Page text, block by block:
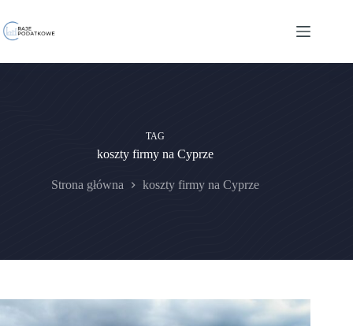
do
treści
TAG
koszty firmy na Cyprze
Strona główna koszty firmy na Cyprze